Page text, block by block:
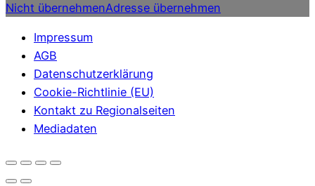
Nicht übernehmenAdresse übernehmen
Impressum
AGB
Datenschutzerklärung
Cookie-Richtlinie (EU)
Kontakt zu Regionalseiten
Mediadaten